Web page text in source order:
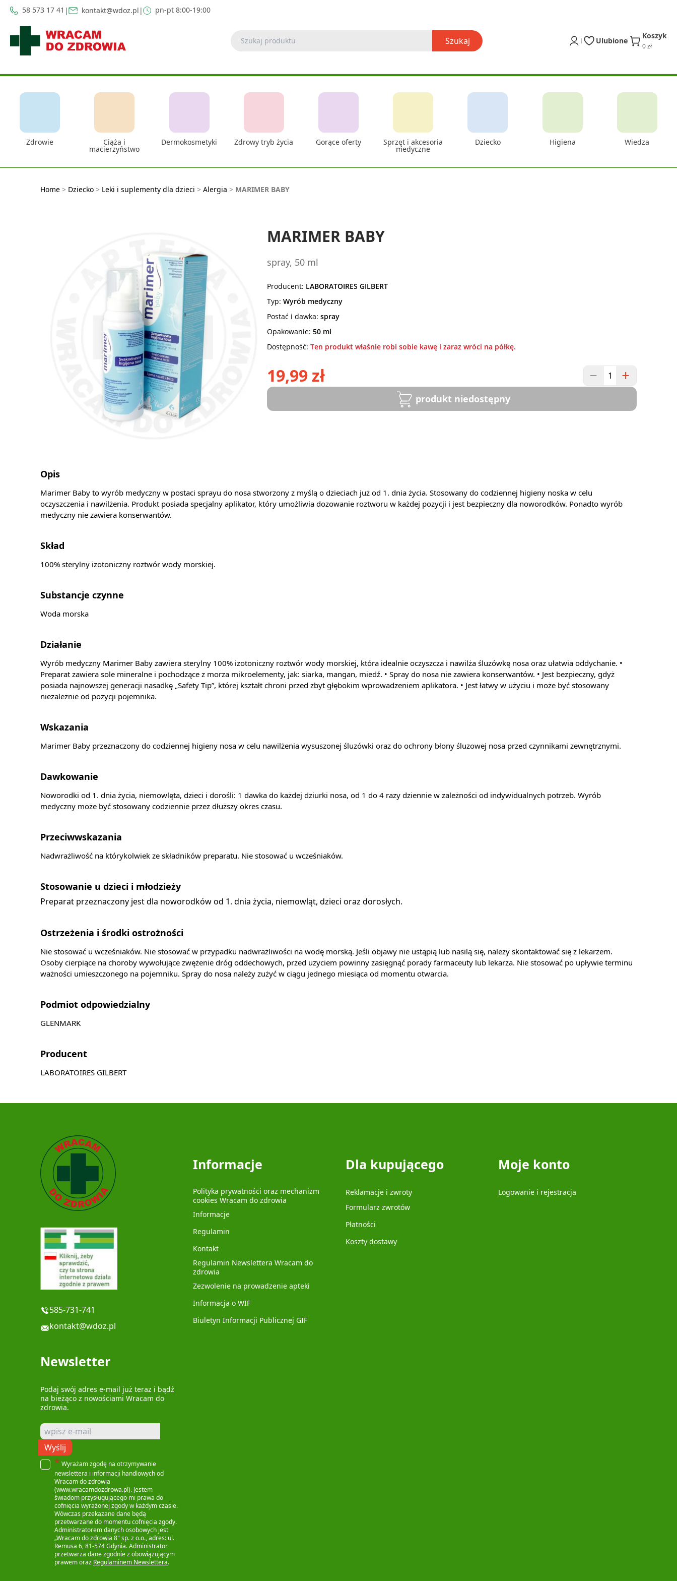
58 573 17 41 | kontakt@wdoz.pl | pn-pt 8:00-19:00
Szukaj Ulubione
Koszyk
0 zł
Zdrowie Ciąża i
macierzyństwo
Dermokosmetyki Zdrowy tryb życia Gorące oferty Sprzęt i akcesoria
medyczne
Dziecko Higiena Wiedza
Home > Dziecko > Leki i suplementy dla dzieci > Alergia > MARIMER BABY
MARIMER BABY
spray, 50 ml
Producent: LABORATOIRES GILBERT
Typ: Wyrób medyczny
Postać i dawka: spray
Opakowanie: 50 ml
Dostępność: Ten produkt właśnie robi sobie kawę i zaraz wróci na półkę.
19,99 zł
produkt niedostępny
Opis
Marimer Baby to wyrób medyczny w postaci sprayu do nosa stworzony z myślą o dzieciach już od 1. dnia życia. Stosowany do codziennej higieny noska w celu
oczyszczenia i nawilżenia. Produkt posiada specjalny aplikator, który umożliwia dozowanie roztworu w każdej pozycji i jest bezpieczny dla noworodków. Ponadto wyrób
medyczny nie zawiera konserwantów.
Skład
100% sterylny izotoniczny roztwór wody morskiej.
Substancje czynne
Woda morska
Działanie
Wyrób medyczny Marimer Baby zawiera sterylny 100% izotoniczny roztwór wody morskiej, która idealnie oczyszcza i nawilża śluzówkę nosa oraz ułatwia oddychanie. •
Preparat zawiera sole mineralne i pochodzące z morza mikroelementy, jak: siarka, mangan, miedź. • Spray do nosa nie zawiera konserwantów. • Jest bezpieczny, gdyż
posiada najnowszej generacji nasadkę „Safety Tip”, której kształt chroni przed zbyt głębokim wprowadzeniem aplikatora. • Jest łatwy w użyciu i może być stosowany
niezależnie od pozycji pojemnika.
Wskazania
Marimer Baby przeznaczony do codziennej higieny nosa w celu nawilżenia wysuszonej śluzówki oraz do ochrony błony śluzowej nosa przed czynnikami zewnętrznymi.
Dawkowanie
Noworodki od 1. dnia życia, niemowlęta, dzieci i dorośli: 1 dawka do każdej dziurki nosa, od 1 do 4 razy dziennie w zależności od indywidualnych potrzeb. Wyrób
medyczny może być stosowany codziennie przez dłuższy okres czasu.
Przeciwwskazania
Nadwrażliwość na którykolwiek ze składników preparatu. Nie stosować u wcześniaków.
Stosowanie u dzieci i młodzieży
Preparat przeznaczony jest dla noworodków od 1. dnia życia, niemowląt, dzieci oraz dorosłych.
Ostrzeżenia i środki ostrożności
Nie stosować u wcześniaków. Nie stosować w przypadku nadwrażliwości na wodę morską. Jeśli objawy nie ustąpią lub nasilą się, należy skontaktować się z lekarzem.
Osoby cierpiące na choroby wywołujące zwężenie dróg oddechowych, przed uzyciem powinny zasięgnąć porady farmaceuty lub lekarza. Nie stosować po upływie terminu
ważności umieszczonego na pojemniku. Spray do nosa należy zużyć w ciągu jednego miesiąca od momentu otwarcia.
Podmiot odpowiedzialny
GLENMARK
Producent
LABORATOIRES GILBERT
585-731-741
kontakt@wdoz.pl
Informacje
Polityka prywatności oraz mechanizm
cookies Wracam do zdrowia
Informacje
Regulamin
Kontakt
Regulamin Newslettera Wracam do
zdrowia
Zezwolenie na prowadzenie apteki
Informacja o WIF
Biuletyn Informacji Publicznej GIF
Dla kupującego
Reklamacje i zwroty
Formularz zwrotów
Płatności
Koszty dostawy
Moje konto
Logowanie i rejestracja
Newsletter
Podaj swój adres e-mail już teraz i bądź
na bieżąco z nowościami Wracam do
zdrowia.
Wyślij
* Wyrażam zgodę na otrzymywanie
newslettera i informacji handlowych od
Wracam do zdrowia
(www.wracamdozdrowa.pl). Jestem
świadom przysługującego mi prawa do
cofnięcia wyrażonej zgody w każdym czasie.
Wówczas przekazane dane będą
przetwarzane do momentu cofnięcia zgody.
Administratorem danych osobowych jest
„Wracam do zdrowia 8" sp. z o.o., adres: ul.
Remusa 6, 81-574 Gdynia. Administrator
przetwarza dane zgodnie z obowiązującym
prawem oraz Regulaminem Newslettera.